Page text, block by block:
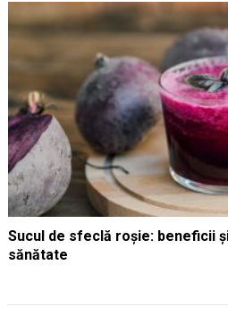
Sucul de sfeclă roșie: beneficii
sănătate